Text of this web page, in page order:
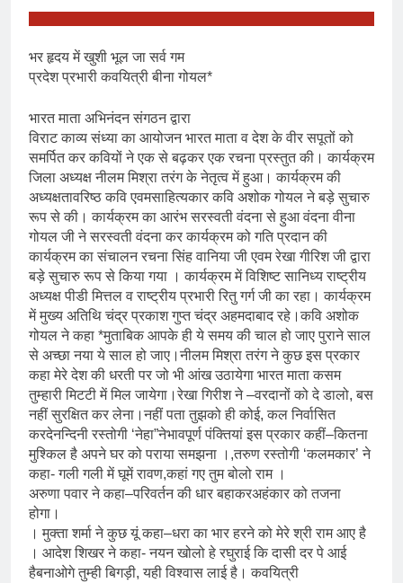
भर हृदय में खुशी भूल जा सर्व गम
प्रदेश प्रभारी कवयित्री बीना गोयल*
भारत माता अभिनंदन संगठन द्वारा
विराट काव्य संध्या का आयोजन भारत माता व देश के वीर सपूतों को
समर्पित कर कवियों ने एक से बढ़कर एक रचना प्रस्तुत की। कार्यक्रम
जिला अध्यक्ष नीलम मिश्रा तरंग के नेतृत्व में हुआ। कार्यक्रम की
अध्यक्षतावरिष्ठ कवि एवमसाहित्यकार कवि अशोक गोयल ने बड़े सुचारु
रूप से की। कार्यक्रम का आरंभ सरस्वती वंदना से हुआ वंदना वीना
गोयल जी ने सरस्वती वंदना कर कार्यक्रम को गति प्रदान की
कार्यक्रम का संचालन रचना सिंह वानिया जी एवम रेखा गीरिश जी द्वारा
बड़े सुचारु रूप से किया गया । कार्यक्रम में विशिष्ट सानिध्य राष्ट्रीय
अध्यक्ष पीडी मित्तल व राष्ट्रीय प्रभारी रितु गर्ग जी का रहा। कार्यक्रम
में मुख्य अतिथि चंद्र प्रकाश गुप्त चंद्र अहमदाबाद रहे।कवि अशोक
गोयल ने कहा *मुताबिक आपके ही ये समय की चाल हो जाए पुराने साल
से अच्छा नया ये साल हो जाए।नीलम मिश्रा तरंग ने कुछ इस प्रकार
कहा मेरे देश की धरती पर जो भी आंख उठायेगा भारत माता कसम
तुम्हारी मिटटी में मिल जायेगा।रेखा गिरीश ने –वरदानों को दे डालो, बस
नहीं सुरक्षित कर लेना।नहीं पता तुझको ही कोई, कल निर्वासित
करदेनन्दिनी रस्तोगी ‘नेहा”नेभावपूर्ण पंक्तियां इस प्रकार कहीं–कितना
मुश्किल है अपने घर को पराया समझना ।,तरुण रस्तोगी ‘कलमकार’ ने
कहा- गली गली में घूमें रावण,कहां गए तुम बोलो राम ।
अरुणा पवार ने कहा–परिवर्तन की धार बहाकरअहंकार को तजना
होगा।
। मुक्ता शर्मा ने कुछ यूं कहा–धरा का भार हरने को मेरे श्री राम आए है
। आदेश शिखर ने कहा- नयन खोलो हे रघुराई कि दासी दर पे आई
हैबनाओगे तुम्ही बिगड़ी, यही विश्वास लाई है। कवयित्री